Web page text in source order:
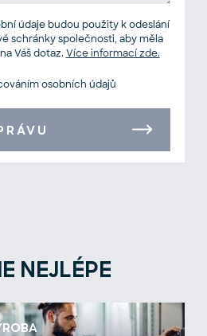
údaje budou použity k odeslání
schránky společnosti, aby měla
Váš dotaz. Více informací zde.
osobních údajů
NEJLÉPE